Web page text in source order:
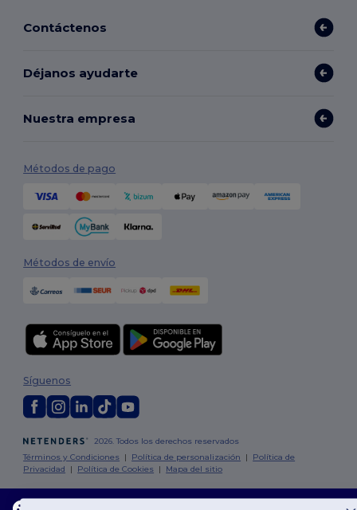
Contáctenos
Déjanos ayudarte
Nuestra empresa
Métodos de pago
Métodos de envío
2026. Todos los derechos reservados
Términos y Condiciones | Política de personalización | Política de
Privacidad | Política de Cookies | Mapa del sitio
Síguenos
Madrid